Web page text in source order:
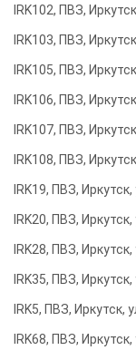
IRK102, ПВЗ,
IRK103, ПВЗ,
IRK105, ПВЗ,
IRK106, ПВЗ,
IRK107, ПВЗ,
IRK108, ПВЗ,
IRK19, ПВЗ,
IRK20, ПВЗ,
IRK28, ПВЗ,
IRK35, ПВЗ,
IRK5, ПВЗ, Иркутск,
IRK68, ПВЗ,